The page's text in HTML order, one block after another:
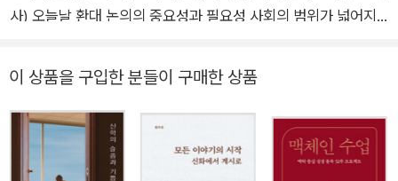
사) 오늘날 환대 논의의 중요성과 필요성 사회의 범위가 넓어지
번히 만나게 된다. 사회는 유연해지고 구성원의 이동이 잦아지는
내가 타 문화권에 들어가는 경우도 많다. 즉, 타자는 늘 내 삶에
찾아오며 나도 누군가의 삶에서 타자가 된다. 만남은 우리의 삶을
풍요롭게 하지만 그와 동시에 불안을 내포한다. 사회 안정을 위해
이 상품을 구입한 분들이 구매한 상품